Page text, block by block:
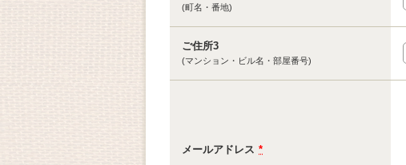
(町名・番地)
ご住所3
(マンション・ビル名・部屋番号)
メールアドレス *